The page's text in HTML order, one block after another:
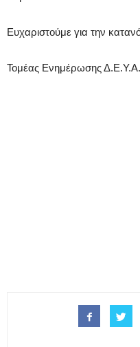
Ευχαριστούμε για την
Τομέας Ενημέρωσης